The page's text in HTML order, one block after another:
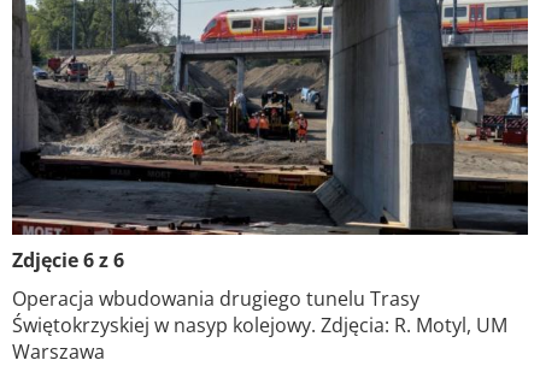
Zdjęcie 6 z 6
Operacja wbudowania drugiego tunelu Trasy
Świętokrzyskiej w nasyp kolejowy. Zdjęcia: R. Motyl, UM
Warszawa